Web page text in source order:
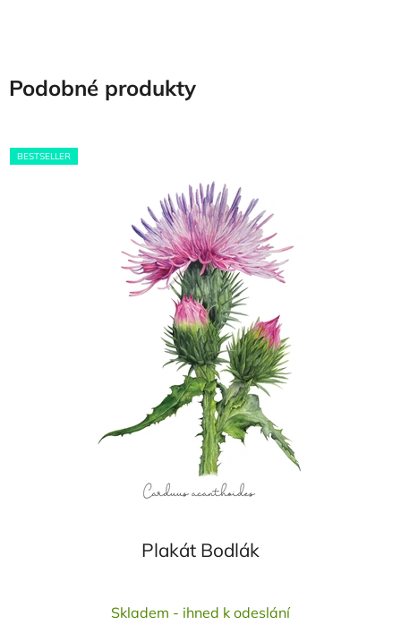
Podobné produkty
BESTSELLER
Plakát Bodlák
hodnocení
Skladem - ihned k odeslání